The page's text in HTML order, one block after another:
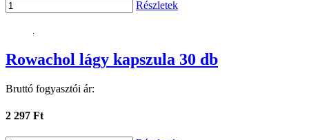
Részletek
Rowachol lágy kapszula 30 db
Bruttó fogyasztói ár:
2 297 Ft